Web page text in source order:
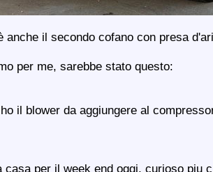
anche il secondo cofano con presa
per me, sarebbe stato questo:
il blower da aggiungere al
casa per il week end oggi, curioso piu